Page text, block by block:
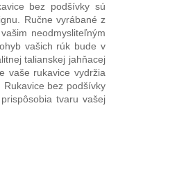
bez podšívky sú
Ručne vyrábané z
neodmysliteľným
vašich rúk bude v
talianskej jahňacej
vaše rukavice vydržia
bez podšívky
tvaru vašej